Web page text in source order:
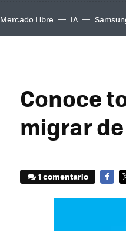
Mercado Libre IA
Conoce
migrar
1 comentario